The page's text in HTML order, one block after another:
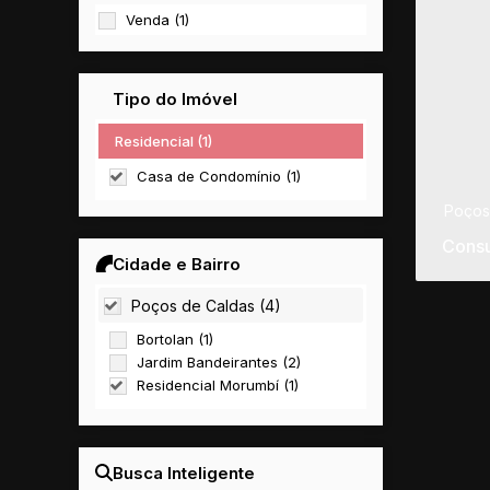
Venda (1)
Tipo do Imóvel
Residencial (1)
Casa de Condomínio (1)
Cidade e Bairro
Poços de Caldas (4)
Bortolan (1)
Jardim Bandeirantes (2)
Residencial Morumbí (1)
Busca Inteligente